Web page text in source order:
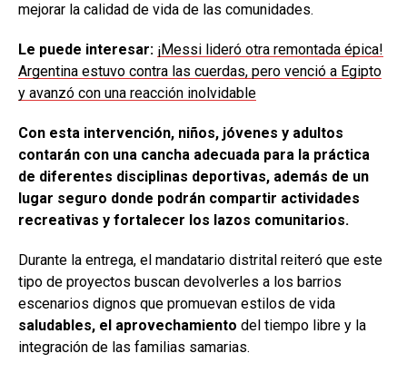
mejorar la calidad de vida de las comunidades.
Le puede interesar: ¡Messi lideró otra remontada épica!
Argentina estuvo contra las cuerdas, pero venció a Egipto
y avanzó con una reacción inolvidable
Con esta intervención, niños, jóvenes y adultos
contarán con una cancha adecuada para la práctica
de diferentes disciplinas deportivas, además de un
lugar seguro donde podrán compartir actividades
recreativas y fortalecer los lazos comunitarios.
Durante la entrega, el mandatario distrital reiteró que este
tipo de proyectos buscan devolverles a los barrios
escenarios dignos que promuevan estilos de vida
saludables, el aprovechamiento del tiempo libre y la
integración de las familias samarias.